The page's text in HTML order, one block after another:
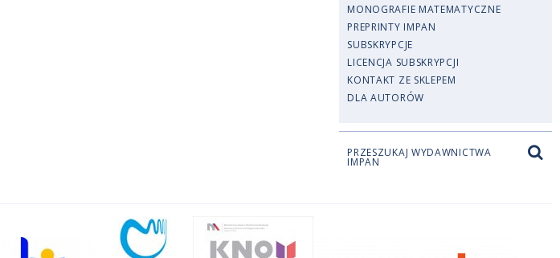
MONOGRAFIE MATEMATYCZNE
PREPRINTY IMPAN
SUBSKRYPCJE
LICENCJA SUBSKRYPCJI
KONTAKT ZE SKLEPEM
DLA AUTORÓW
PRZESZUKAJ WYDAWNICTWA
IMPAN